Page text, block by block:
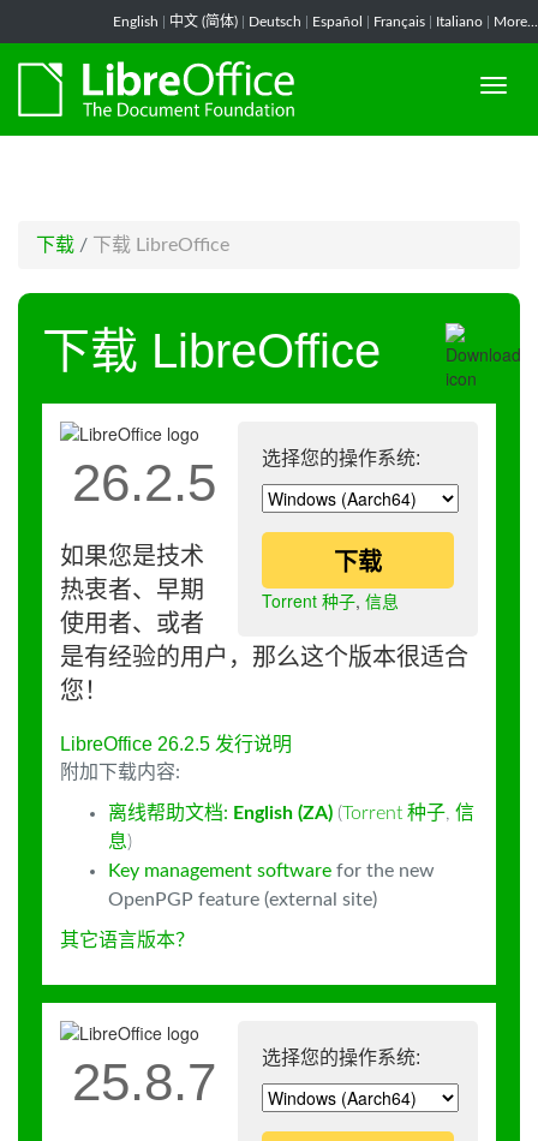
English 中文 (简体) Deutsch Español Français Italiano More...
下载 / 下载 LibreOffice
下载 LibreOffice
选择您的操作系统:
下载
Torrent 种子, 信息
26.2.5
如果您是技术
热衷者、早期
使用者、或者
是有经验的用户，那么这个版本很适合
您！
LibreOffice 26.2.5 发行说明
附加下载内容:
离线帮助文档: English (ZA) (Torrent 种子, 信
息)
Key management software for the new
OpenPGP feature (external site)
其它语言版本？
选择您的操作系统:
25.8.7